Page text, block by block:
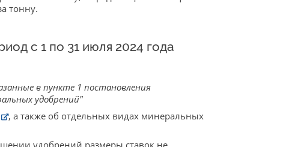
тонну.
с 1 по 31 июля 2024 года
в пункте 1 постановления
удобрений"
, а также об отдельных видах минеральных
удобрений размеры ставок не